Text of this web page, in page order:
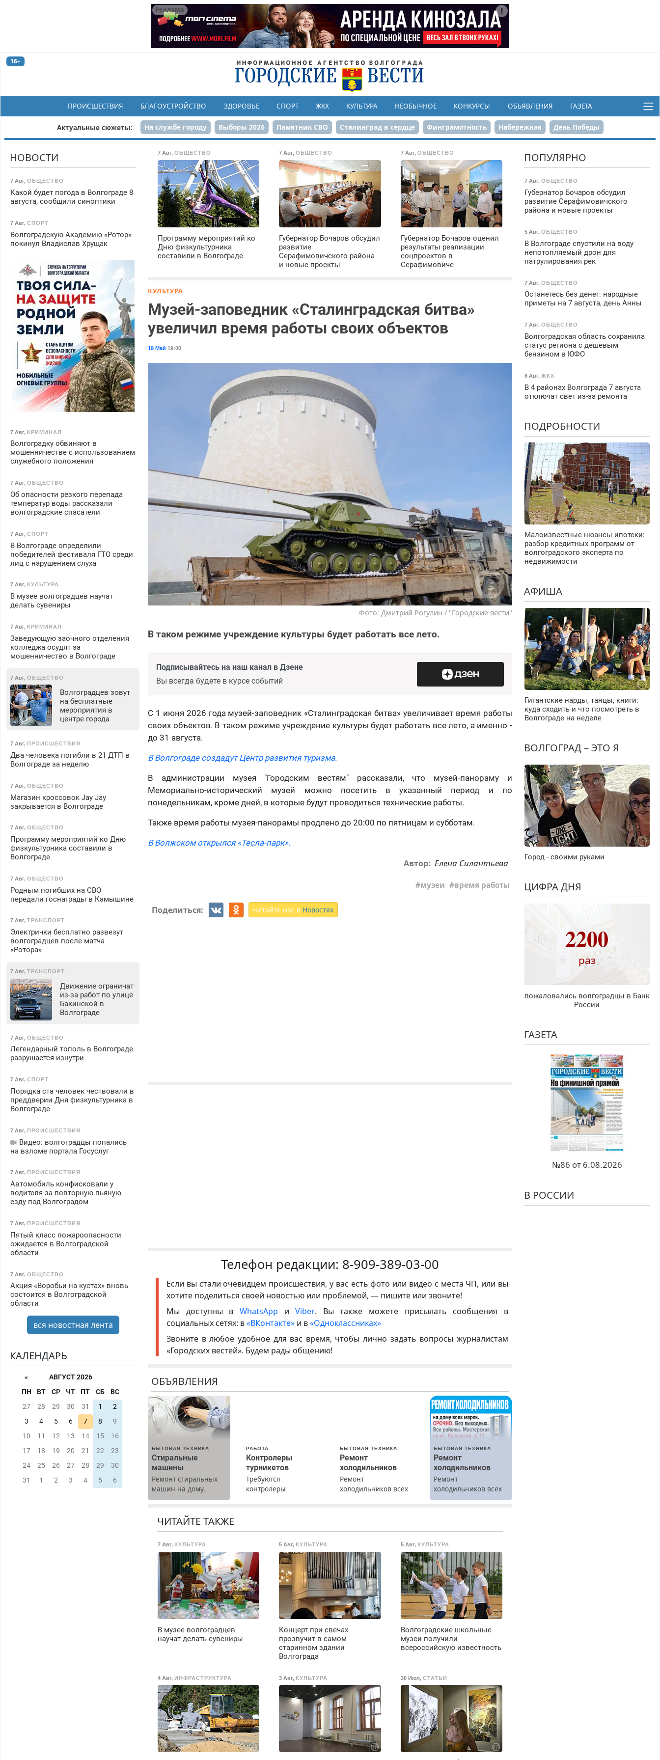
Реклама
16+
ПРОИСШЕСТВИЯ БЛАГОУСТРОЙСТВО ЗДОРОВЬЕ СПОРТ ЖКХ КУЛЬТУРА НЕОБЫЧНОЕ КОНКУРСЫ ОБЪЯВЛЕНИЯ ГАЗЕТА
Актуальные сюжеты: На службе городу Выборы 2026 Памятник СВО Сталинград в сердце Финграмотность Набережная День Победы
Реконструкция ЦПКиО 80-летие Победы Парк Героев-летчиков
7 Авг,ОБЩЕСТВО
Программу мероприятий ко
Дню физкультурника
составили в Волгограде
7 Авг,ОБЩЕСТВО
Губернатор Бочаров обсудил
развитие
Серафимовичского района
и новые проекты
7 Авг, ОБЩЕСТВО
Губернатор Бочаров оценил
результаты реализации
соцпроектов в
Серафимовиче
КУЛЬТУРА
Музей-заповедник «Сталинградская битва»
увеличил время работы своих объектов
19 Май 19:00
Фото: Дмитрий Рогулин / "Городские вести"
В таком режиме учреждение культуры будет работать все лето.
Подписывайтесь на наш канал в Дзене
Вы всегда будете в курсе событий
С 1 июня 2026 года музей-заповедник «Сталинградская битва» увеличивает время работы
своих объектов. В таком режиме учреждение культуры будет работать все лето, а именно -
до 31 августа.
В Волгограде создадут Центр развития туризма.
В администрации музея "Городским вестям" рассказали, что музей-панораму и
Мемориально-исторический музей можно посетить в указанный период и по
понедельникам, кроме дней, в которые будут проводиться технические работы.
Также время работы музея-панорамы продлено до 20:00 по пятницам и субботам.
В Волжском открылся «Тесла-парк».
Автор: Елена Силантьева
музеи время работы
Поделиться: читайте нас в Новостях
Телефон редакции: 8-909-389-03-00
Если вы стали очевидцем происшествия, у вас есть фото или видео с места ЧП, или вы
хотите поделиться своей новостью или проблемой, — пишите или звоните!
Мы доступны в WhatsApp иViber. Вы также можете присылать сообщения в
социальных сетях: в«ВКонтакте» и в«Одноклассниках»
Звоните в любое удобное для вас время, чтобы лично задать вопросы журналистам
«Городских вестей». Будем рады общению!
ОБЪЯВЛЕНИЯ
БЫТОВАЯ ТЕХНИКА
Стиральные
машины
Ремонт стиральных
машин на дому.
Выезд и диагностика
Предусмотрены
скидки.
РАБОТА
Контролеры
турникетов
Требуются
контролеры
ТК РФ. График работы
любой. Бесплатное
проживание. З/п – до
96000 рублей до
вычета налогов.
Ежемесячно
выплачивается
денежная премия.
Возможно бесплатное
обучение, получение
документов, работа
инспектором по
безопасности с з/п до
125000 руб.
БЫТОВАЯ ТЕХНИКА
Ремонт
холодильников
Ремонт
холодильников всех
Вызов бесплатный.
БЫТОВАЯ ТЕХНИКА
Ремонт
холодильников
Ремонт
холодильников всех
марок на дому.
ЧИТАЙТЕ ТАКЖЕ
7 Авг, КУЛЬТУРА
В музее волгоградцев
научат делать сувениры
5 Авг, КУЛЬТУРА
Концерт при свечах
прозвучит в самом
старинном здании
Волгограда
5 Авг, КУЛЬТУРА
Волгоградские школьные
музеи получили
всероссийскую известность
4 Авг, ИНФРАСТРУКТУРА 3 Авг, КУЛЬТУРА 30 Июл, СТАТЬИ
НОВОСТИ
7 Авг, ОБЩЕСТВО
Какой будет погода в Волгограде 8
августа, сообщили синоптики
7 Авг, СПОРТ
Волгоградскую Академию «Ротор»
покинул Владислав Хрущак
7 Авг, КРИМИНАЛ
Волгоградку обвиняют в
мошенничестве с использованием
служебного положения
7 Авг, ОБЩЕСТВО
Об опасности резкого перепада
температур воды рассказали
волгоградские спасатели
7 Авг, СПОРТ
В Волгограде определили
победителей фестиваля ГТО среди
лиц с нарушением слуха
7 Авг, КУЛЬТУРА
В музее волгоградцев научат
делать сувениры
7 Авг, КРИМИНАЛ
Заведующую заочного отделения
колледжа осудят за
мошенничество в Волгограде
7 Авг, ОБЩЕСТВО
Волгоградцев зовут
на бесплатные
мероприятия в
центре города
7 Авг, ПРОИСШЕСТВИЯ
Два человека погибли в 21 ДТП в
Волгограде за неделю
7 Авг, ОБЩЕСТВО
Магазин кроссовок Jay Jay
закрывается в Волгограде
7 Авг, ОБЩЕСТВО
Программу мероприятий ко Дню
физкультурника составили в
Волгограде
7 Авг, ОБЩЕСТВО
Родным погибших на СВО
передали госнаграды в Камышине
7 Авг, ТРАНСПОРТ
Электрички бесплатно развезут
волгоградцев после матча
«Ротора»
7 Авг, ТРАНСПОРТ
Движение ограничат
из-за работ по улице
Бакинской в
Волгограде
7 Авг, ОБЩЕСТВО
Легендарный тополь в Волгограде
разрушается изнутри
7 Авг, СПОРТ
Порядка ста человек чествовали в
преддверии Дня физкультурника в
Волгограде
7 Авг, ПРОИСШЕСТВИЯ
Видео: волгоградцы попались
на взломе портала Госуслуг
7 Авг, ПРОИСШЕСТВИЯ
Автомобиль конфисковали у
водителя за повторную пьяную
езду под Волгоградом
7 Авг, ПРОИСШЕСТВИЯ
Пятый класс пожароопасности
ожидается в Волгоградской
области
7 Авг, ОБЩЕСТВО
Акция «Воробьи на кустах» вновь
состоится в Волгоградской
области
вся новостная лента
КАЛЕНДАРЬ
«
АВГУСТ 2026
ПН
ВТ СР ЧТ ПТ СБ
ВС
27
28 29 30 31 1
2
3
4 5 6 7 8
9
10
11 12 13 14 15
16
17
18 19 20 21 22
23
24
25 26 27 28 29
30
31
1 2 3 4 5 6
ПОПУЛЯРНО
7 Авг, ОБЩЕСТВО
Губернатор Бочаров обсудил
развитие Серафимовичского
района и новые проекты
5 Авг, ОБЩЕСТВО
В Волгограде спустили на воду
непотопляемый дрон для
патрулирования рек
7 Авг, ОБЩЕСТВО
Останетесь без денег: народные
приметы на 7 августа, день Анны
7 Авг, ОБЩЕСТВО
Волгоградская область сохранила
статус региона с дешевым
бензином в ЮФО
6 Авг, ЖКХ
В 4 районах Волгограда 7 августа
отключат свет из-за ремонта
ПОДРОБНОСТИ
Малоизвестные нюансы ипотеки:
разбор кредитных программ от
волгоградского эксперта по
недвижимости
АФИША
Гигантские нарды, танцы, книги:
куда сходить и что посмотреть в
Волгограде на неделе
ВОЛГОГРАД – ЭТО Я
Город - своими руками
ЦИФРА ДНЯ
2200
раз
пожаловались волгоградцы в Банк
России
ГАЗЕТА
№86 от 6.08.2026
В РОССИИ